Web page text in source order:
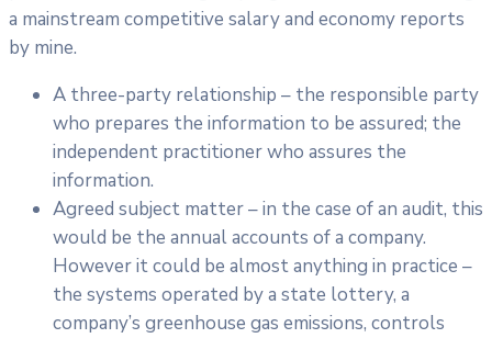
a mainstream competitive salary and economy reports
by mine.
A three-party relationship – the responsible party
who prepares the information to be assured; the
independent practitioner who assures the
information.
Agreed subject matter – in the case of an audit, this
would be the annual accounts of a company.
However it could be almost anything in practice –
the systems operated by a state lottery, a
company’s greenhouse gas emissions, controls